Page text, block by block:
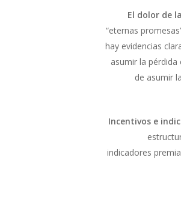
El dolor de
“eternas
hay evidencias
asumir la
de asumir
Incentivos e
indicadores